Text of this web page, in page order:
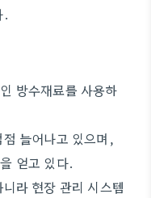
.
방수재료를 사용하
늘어나고 있으며,
얻고 있다.
라 현장 관리 시스템